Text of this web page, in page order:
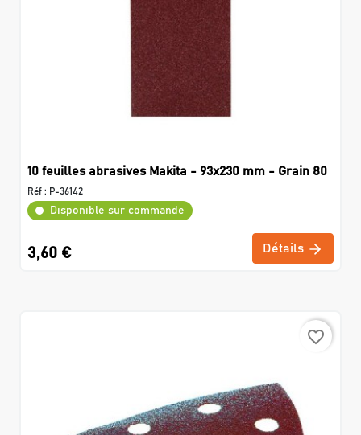
10 feuilles abrasives Makita - 93x230 mm - Grain 80
Réf : P-36142
Disponible sur commande
3,60 € Détails
favorite_border